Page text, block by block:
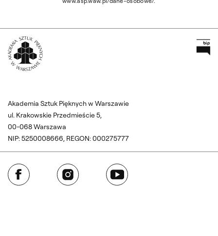
Akademia Sztuk Pięknych w Warszawie
ul. Krakowskie Przedmieście 5,
00-068 Warszawa
NIP: 5250008666, REGON: 000275777
Facebook Instagram YouTube